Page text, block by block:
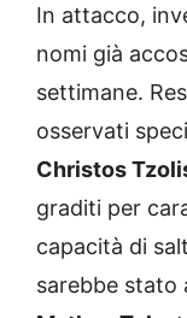
In attacco,
nomi già
settimane.
osservati
Christos
graditi per
capacità di
sarebbe stato